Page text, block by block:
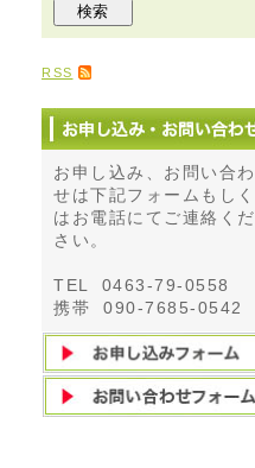
RSS
お申し込み、お問い合わ
せは下記フォームもしく
はお電話にてご連絡くだ
さい。
TEL 0463-79-0558
携帯 090-7685-0542